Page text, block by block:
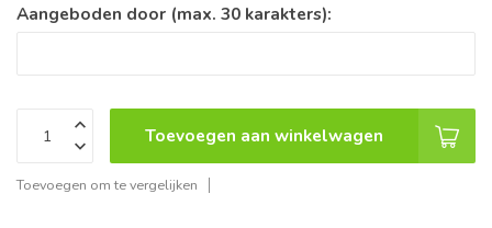
Aangeboden door (max. 30 karakters):
Toevoegen aan winkelwagen
Toevoegen om te vergelijken